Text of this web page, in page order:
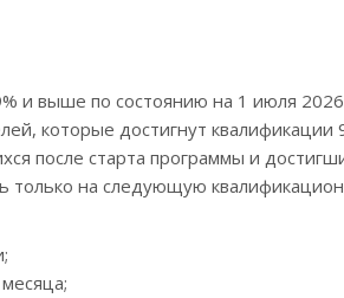
и выше по состоянию на 1 июля 2026
которые достигнут квалификации
после старта программы и
только на следующую